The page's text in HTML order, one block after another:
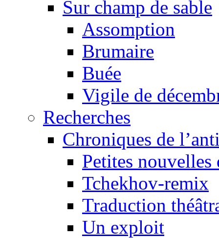
Sur champ de sable
Assomption
Brumaire
Buée
Vigile de
Recherches
Chroniques de
Petites
Tchekhov-remix
Traduction
Un exploit